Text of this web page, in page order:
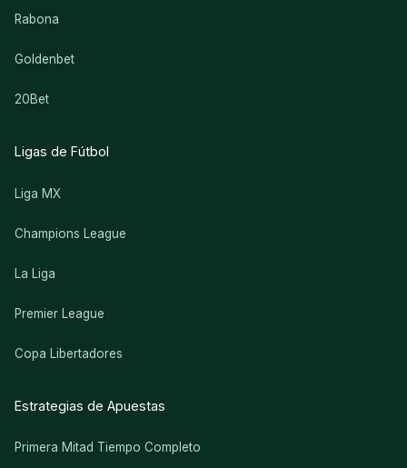
Rabona
Goldenbet
20Bet
Ligas de Fútbol
Liga MX
Champions League
La Liga
Premier League
Copa Libertadores
Estrategias de Apuestas
Primera Mitad Tiempo Completo